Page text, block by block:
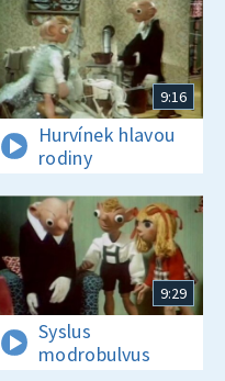
9:16
Hurvínek hlavou
rodiny
9:29
Syslus
modrobulvus